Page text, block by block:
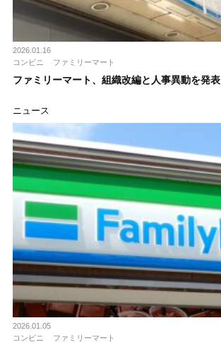
2026.01.16
コンビニ
ファミリーマート
ファミリーマート、組織改編と人事異動を発表
ニュース
2026.01.05
コンビニ
ファミリーマート